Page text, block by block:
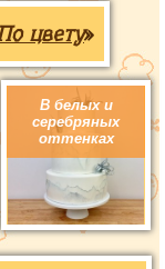
цвету»
В белых и
серебряных
оттенках